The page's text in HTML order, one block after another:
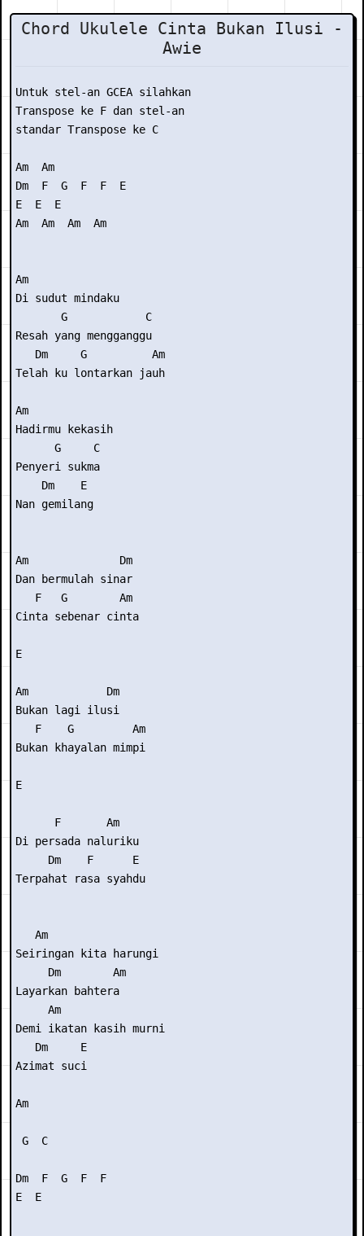
Chord Ukulele Cinta Bukan Ilusi -
Awie
Untuk stel-an GCEA silahkan
Transpose ke F dan stel-an
standar Transpose ke C
Am  Am
Dm  F  G  F  F  E
E  E  E
Am  Am  Am  Am
Am
Di sudut mindaku
       G            C
Resah yang mengganggu
   Dm     G          Am
Telah ku lontarkan jauh
Am
Hadirmu kekasih
      G     C
Penyeri sukma
    Dm    E
Nan gemilang
Am              Dm
Dan bermulah sinar
   F   G        Am
Cinta sebenar cinta
E
Am            Dm
Bukan lagi ilusi
   F    G         Am
Bukan khayalan mimpi
E
      F       Am
Di persada naluriku
     Dm    F      E
Terpahat rasa syahdu
   Am
Seiringan kita harungi
     Dm        Am
Layarkan bahtera
     Am
Demi ikatan kasih murni
   Dm     E
Azimat suci
Am
G  C
Dm  F  G  F  F
E  E